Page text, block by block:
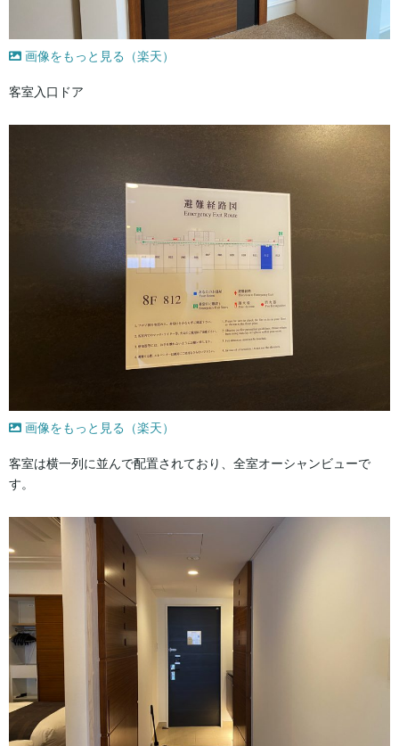
画像をもっと見る（楽天）
客室入口ドア
画像をもっと見る（楽天）
客室は横一列に並んで配置されており、全室オーシャンビューで
す。